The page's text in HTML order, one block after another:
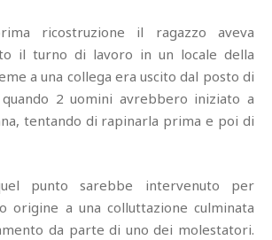
ricostruzione il ragazzo aveva
il turno di lavoro in un locale della
a una collega era uscito dal posto di
2 uomini avrebbero iniziato a
tentando di rapinarla prima e poi di
punto sarebbe intervenuto per
origine a una colluttazione culminata
da parte di uno dei molestatori.